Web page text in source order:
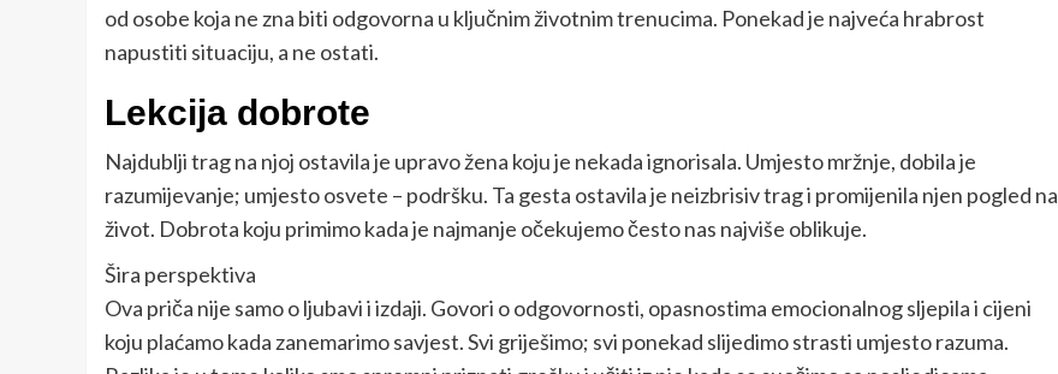
od osobe koja ne zna biti odgovorna u ključnim životnim trenucima. Ponekad je najveća hrabrost
napustiti situaciju, a ne ostati.
Lekcija dobrote
Najdublji trag na njoj ostavila je upravo žena koju je nekada ignorisala. Umjesto mržnje, dobila je
razumijevanje; umjesto osvete – podršku. Ta gesta ostavila je neizbrisiv trag i promijenila njen pogled na
život. Dobrota koju primimo kada je najmanje očekujemo često nas najviše oblikuje.
Šira perspektiva
Ova priča nije samo o ljubavi i izdaji. Govori o odgovornosti, opasnostima emocionalnog sljepila i cijeni
koju plaćamo kada zanemarimo savjest. Svi griješimo; svi ponekad slijedimo strasti umjesto razuma.